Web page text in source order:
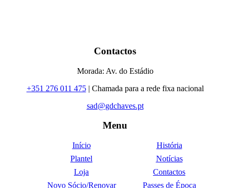
Contactos
Morada: Av. do Estádio
+351 276 011 475| Chamada para a rede fixa nacional
sad@gdchaves.pt
Menu
Início
História
Plantel
Notícias
Loja
Contactos
Novo Sócio/Renovar
Passes de Época